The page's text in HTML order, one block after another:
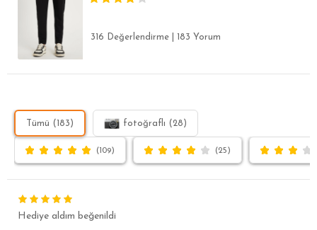
316 Değerlendirme 183 Yorum
Tümü (183) fotoğraflı (28)
(109) (25)
Hediye aldım beğenildi